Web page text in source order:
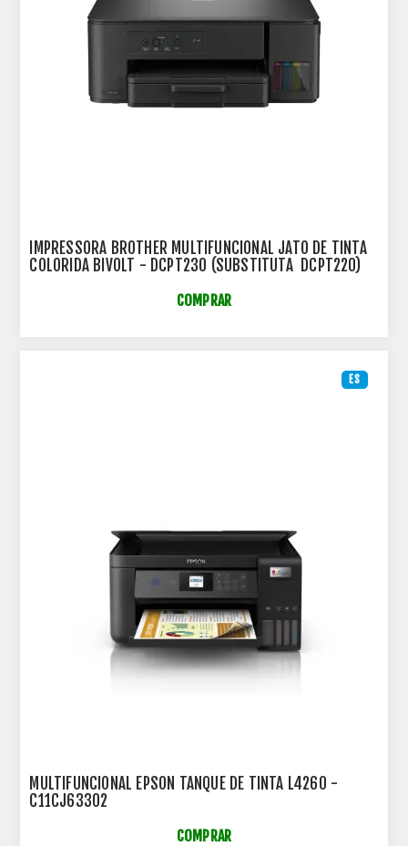
IMPRESSORA BROTHER MULTIFUNCIONAL JATO DE TINTA
COLORIDA BIVOLT - DCPT230 (SUBSTITUTA DCPT220)
COMPRAR
ES
MULTIFUNCIONAL EPSON TANQUE DE TINTA L4260 -
C11CJ63302
COMPRAR